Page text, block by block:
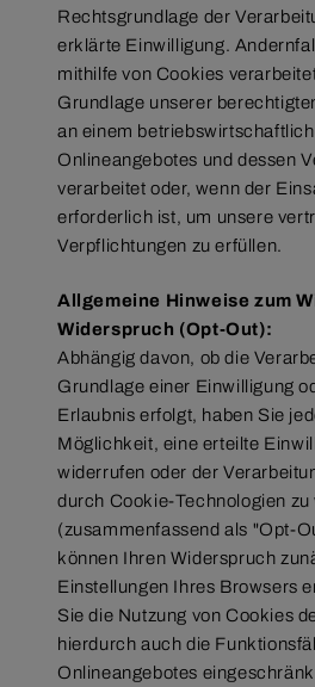
Rechtsgrundlage der
erklärte Einwilligung.
mithilfe von Cookies
Grundlage unserer
an einem
Onlineangebotes und dessen
verarbeitet oder, wenn der
erforderlich ist, um unsere
Verpflichtungen zu erfüllen.
Allgemeine Hinweise zum
Widerspruch (Opt-Out):
Abhängig davon, ob die
Grundlage einer Einwilligung
Erlaubnis erfolgt, haben Sie
Möglichkeit, eine erteilte
widerrufen oder der
durch Cookie-Technologien
(zusammenfassend als "Opt-
können Ihren Widerspruch
Einstellungen Ihres Browsers
Sie die Nutzung von Cookies
hierdurch auch die
Onlineangebotes